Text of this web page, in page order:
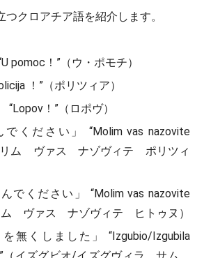
クロアチア語を紹介します。
pomoc！”（ウ・ポモチ）
！”（ポリツィア）
“Lopov！”（ロポヴ）
でください」 “Molim vas nazovite
リム ヴァス ナゾヴィテ ポリツィ
でください」 “Molim vas nazovite
ム ヴァス ナゾヴィテ ヒトゥヌ）
を無くしました」 “Izgubio/Izgubila